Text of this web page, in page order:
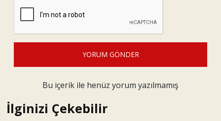
YORUM GÖNDER
Bu içerik ile henüz yorum yazılmamış
İlginizi Çekebilir